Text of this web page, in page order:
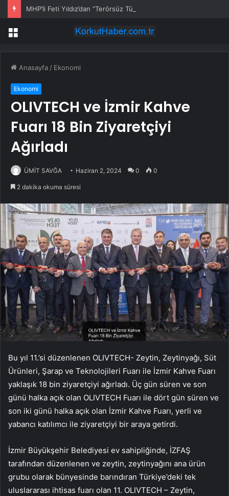
Menü
Anasayfa / Ekonomi
Ekonomi
OLIVTECH ve İzmir Kahve
Fuarı 18 Bin Ziyaretçiyi
Ağırladı
ÜMİT SAVĞA Haziran 2, 2024 0 0
2 dakika okuma süresi
Bu yıl 11.’si düzenlenen OLIVTECH- Zeytin, Zeytinyağı, Süt
Ürünleri, Şarap ve Teknolojileri Fuarı ile İzmir Kahve Fuarı
yaklaşık 18 bin ziyaretçiyi ağırladı. Üç gün süren ve son
günü halka açık olan OLIVTECH Fuarı ile dört gün süren ve
son iki günü halka açık olan İzmir Kahve Fuarı, yerli ve
yabancı katılımcı ile ziyaretçiyi bir araya getirdi.
İzmir Büyükşehir Belediyesi ev sahipliğinde, İZFAŞ
tarafından düzenlenen ve zeytin, zeytinyağını ana ürün
grubu olarak bünyesinde barındıran Türkiye’deki tek
uluslararası ihtisas fuarı olan 11. OLIVTECH – Zeytin,